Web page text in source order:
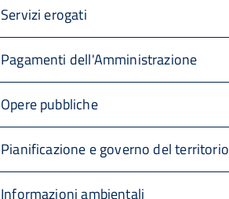
Servizi erogati
Pagamenti dell'Amministrazione
Opere pubbliche
Pianificazione e governo del territorio
Informazioni ambientali